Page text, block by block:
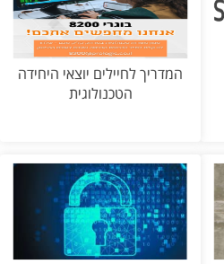
המדריך לחיילים יוצאי היחידה
הטכנולוגית